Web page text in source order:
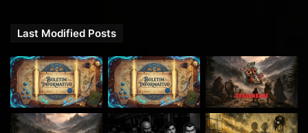
Last Modified Posts